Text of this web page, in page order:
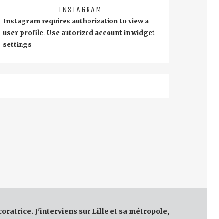
INSTAGRAM
Instagram requires authorization to view a
user profile. Use autorized account in widget
settings
J'interviens sur Lille et sa métropole,